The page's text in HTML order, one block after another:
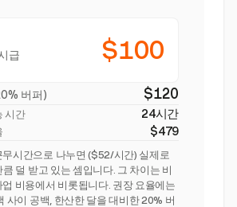
급 $100
버퍼) $120
시간 24시간
$479
무시간으로 나누면 ($52/시간) 실제로
덜 받고 있는 셈입니다. 그 차이는 비
업 비용에서 비롯됩니다. 권장 요율에는
사이 공백, 한산한 달을 대비한 20% 버